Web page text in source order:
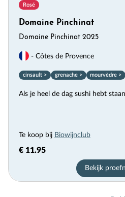
Rosé
Domaine Pinchinat
Domaine Pinchinat 2025
- Côtes de Provence
cinsault > grenache > mourvèdre >
Als je heel de dag sushi hebt
Te koop bij Biowijnclub
€ 11.95
Bekijk